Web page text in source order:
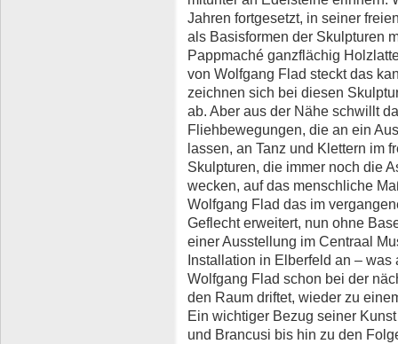
Jahren fortgesetzt, in seiner
als Basisformen der Skulpturen
Pappmaché ganzflächig
von Wolfgang Flad steckt das
zeichnen sich bei diesen
ab. Aber aus der Nähe schwillt
Fliehbewegungen, die an ein
lassen, an Tanz und Klettern im
Skulpturen, die immer noch die
wecken, auf das menschliche
Wolfgang Flad das im
Geflecht erweitert, nun ohne
einer Ausstellung im Centraal
Installation in Elberfeld an –
Wolfgang Flad schon bei der
den Raum driftet, wieder zu
Ein wichtiger Bezug seiner
und Brancusi bis hin zu den